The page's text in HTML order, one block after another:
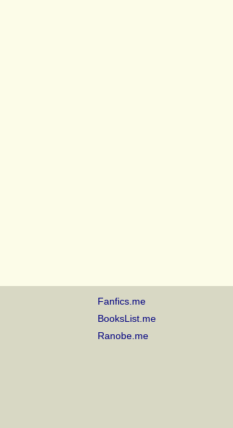
Fanfics.me
BooksList.me
Ranobe.me